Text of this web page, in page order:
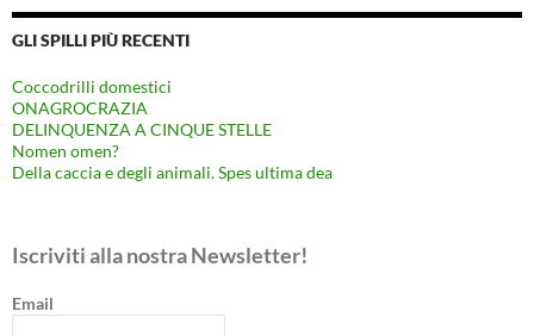
GLI SPILLI PIÙ RECENTI
Coccodrilli domestici
ONAGROCRAZIA
DELINQUENZA A CINQUE STELLE
Nomen omen?
Della caccia e degli animali. Spes ultima dea
Iscriviti alla nostra Newsletter!
Email